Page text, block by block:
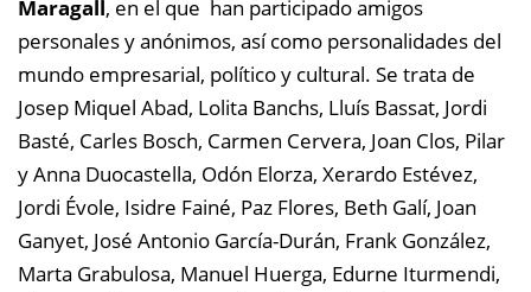
Maragall, en el que han participado amigos
personales y anónimos, así como personalidades del
mundo empresarial, político y cultural. Se trata de
Josep Miquel Abad, Lolita Banchs, Lluís Bassat, Jordi
Basté, Carles Bosch, Carmen Cervera, Joan Clos, Pilar
y Anna Duocastella, Odón Elorza, Xerardo Estévez,
Jordi Évole, Isidre Fainé, Paz Flores, Beth Galí, Joan
Ganyet, José Antonio García-Durán, Frank González,
Marta Grabulosa, Manuel Huerga, Edurne Iturmendi,